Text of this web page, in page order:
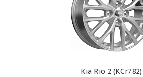
Kia Rio 2 (КСr782)